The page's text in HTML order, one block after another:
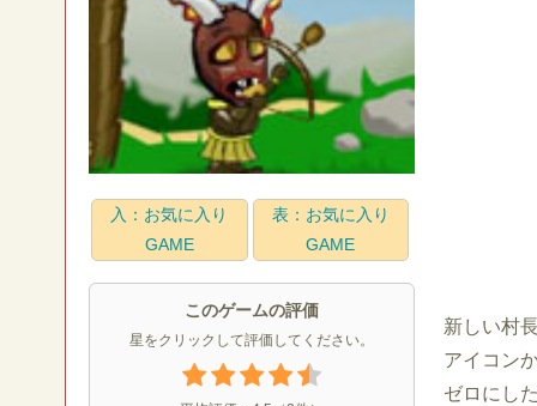
入：お気に入り
GAME
表：お気に入り
GAME
このゲームの評価
星をクリックして評価してください。
新しい村
アイコン
ゼロにし